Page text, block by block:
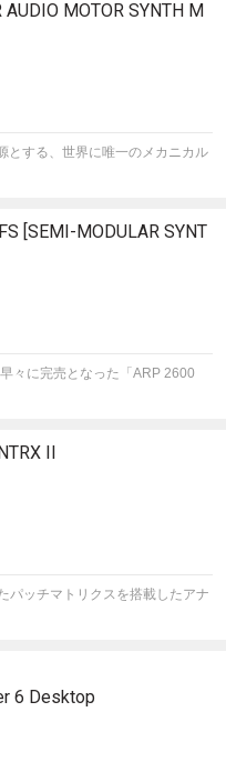
AUDIO MOTOR SYNTH M
とする、世界に唯一のメカニカル
[SEMI-MODULAR SYNT
々に完売となった「ARP 2600
II
パッチマトリクスを搭載したアナ
6 Desktop